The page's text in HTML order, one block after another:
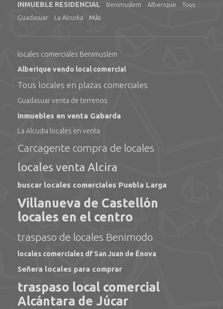
INMUEBLE RESIDENCIAL Benimuslem Alberique
Tous
Guadasuar
La Alcudia Más
locales comerciales Benimuslem
Alberique vendo local comercial
Tous locales en plazas comerciales
Guadasuar venta de terrenos
inmuebles en venta Gabarda
La Alcudia locales en venta
Carcagente compra de locales
locales venta Alcira
buscar locales comerciales Puebla Larga
Villanueva de Castellón
locales en el centro
traspaso de locales Benimodo
locales comerciales df San Juan de Énova
Señera locales para comprar
traspaso local comercial
Alcántara de Júcar